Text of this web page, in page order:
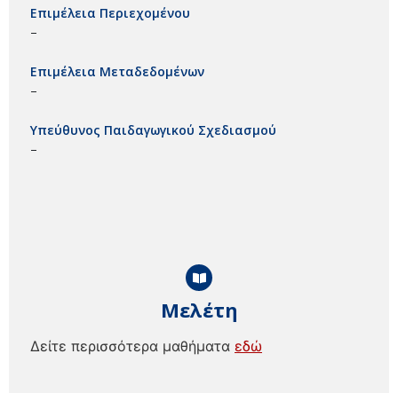
Μελέτη
Δείτε περισσότερα μαθήματα εδώ
Επιμέλεια Περιεχομένου
–
Επιμέλεια Μεταδεδομένων
–
Υπεύθυνος Παιδαγωγικού Σχεδιασμού
–